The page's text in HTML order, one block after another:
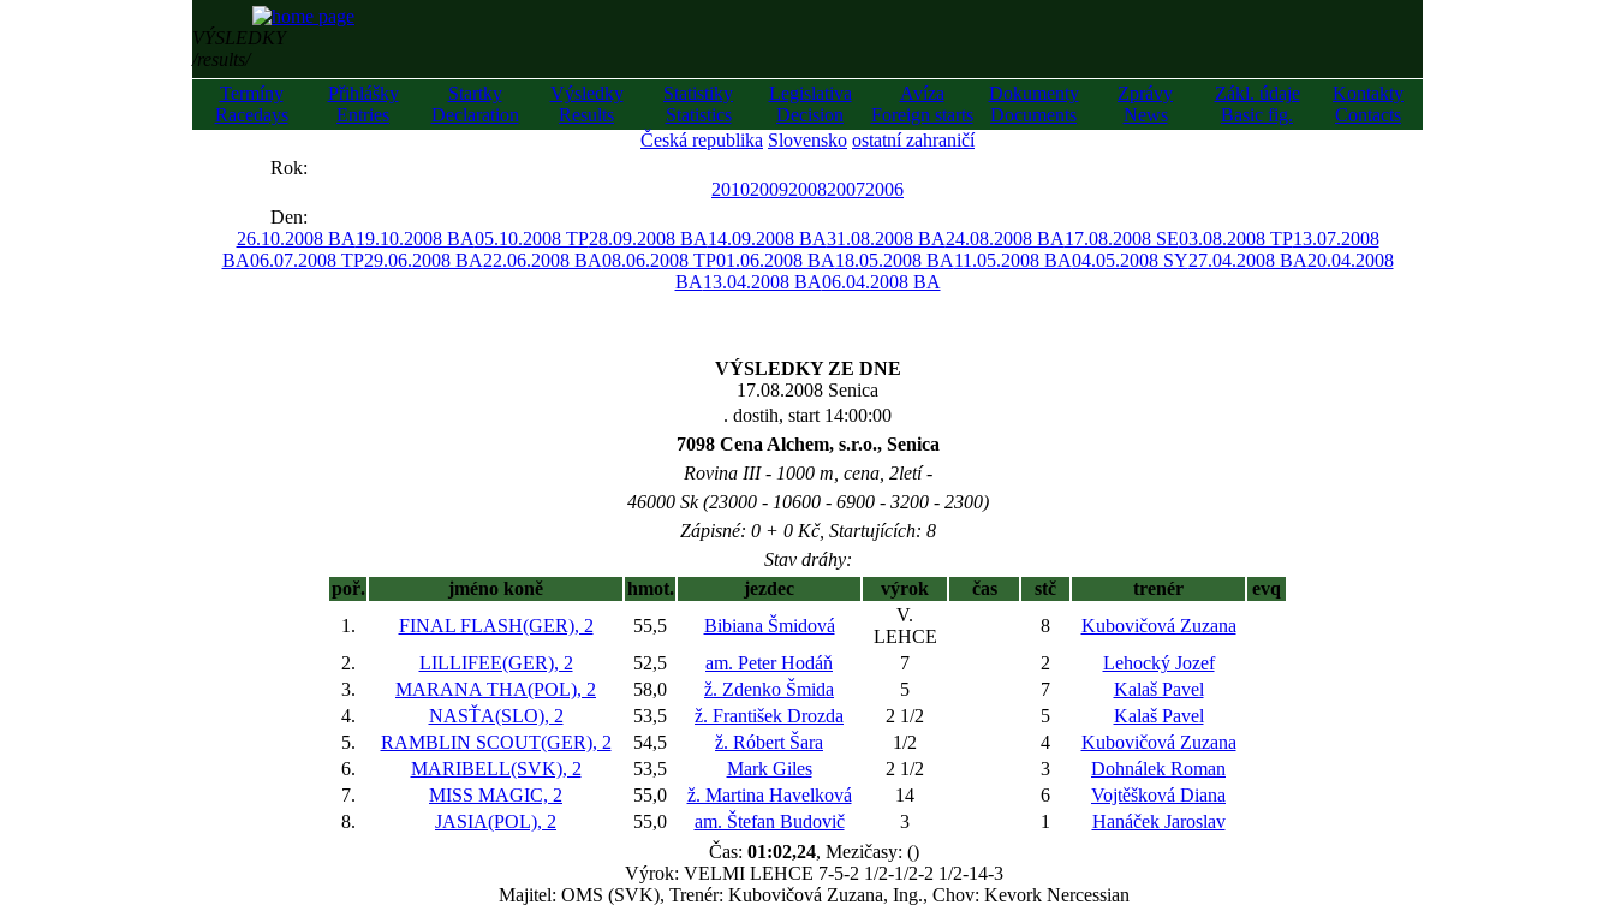
VÝSLEDKY
/results/
Termíny
Racedays
Přihlášky
Entries
Startky
Declaration
Výsledky
Results
Statistiky
Statistics
Legislativa
Decision
Avíza
Foreign starts
Dokumenty
Documents
Zprávy
News
Zákl. údaje
Basic fig.
Kontakty
Contacts
Česká republika Slovensko ostatní zahraničí
Rok:
20102009200820072006
Den:
26.10.2008 BA19.10.2008 BA05.10.2008 TP28.09.2008 BA14.09.2008 BA31.08.2008 BA24.08.2008 BA17.08.2008 SE03.08.2008 TP13.07.2008
BA06.07.2008 TP29.06.2008 BA22.06.2008 BA08.06.2008 TP01.06.2008 BA18.05.2008 BA11.05.2008 BA04.05.2008 SY27.04.2008 BA20.04.2008
BA13.04.2008 BA06.04.2008 BA
VÝSLEDKY ZE DNE
17.08.2008 Senica
. dostih, start 14:00:00
7098 Cena Alchem, s.r.o., Senica
Rovina III - 1000 m, cena, 2letí -
46000 Sk (23000 - 10600 - 6900 - 3200 - 2300)
Zápisné: 0 + 0 Kč, Startujících: 8
Stav dráhy:
poř.
jméno koně hmot. jezdec výrok čas stč trenér
evq
1.
FINAL FLASH(GER), 2 55,5 Bibiana Šmidová
V.
LEHCE
8
Kubovičová Zuzana
2.
LILLIFEE(GER), 2 52,5 am. Peter Hodáň 7 2
Lehocký Jozef
3.
MARANA THA(POL), 2 58,0 ž. Zdenko Šmida 5 7
Kalaš Pavel
4.
NASŤA(SLO), 2 53,5 ž. František Drozda 2 1/2 5
Kalaš Pavel
5.
RAMBLIN SCOUT(GER), 2 54,5 ž. Róbert Šara 1/2 4
Kubovičová Zuzana
6.
MARIBELL(SVK), 2 53,5 Mark Giles 2 1/2 3
Dohnálek Roman
7.
MISS MAGIC, 2 55,0 ž. Martina Havelková 14 6
Vojtěšková Diana
8.
JASIA(POL), 2 55,0 am. Štefan Budovič 3 1
Hanáček Jaroslav
Čas: 01:02,24, Mezičasy: ()
Výrok: VELMI LEHCE 7-5-2 1/2-1/2-2 1/2-14-3
Majitel: OMS (SVK), Trenér: Kubovičová Zuzana, Ing., Chov: Kevork Nercessian